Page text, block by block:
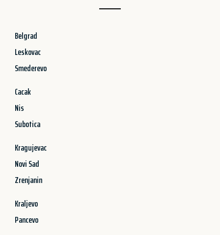
Belgrad
Leskovac
Smederevo
Cacak
Nis
Subotica
Kragujevac
Novi Sad
Zrenjanin
Kraljevo
Pancevo